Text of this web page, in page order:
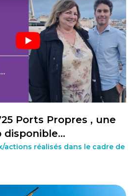
Ports Propres , une
disponible…
actions réalisés dans le cadre de